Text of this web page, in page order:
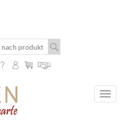
Toggle